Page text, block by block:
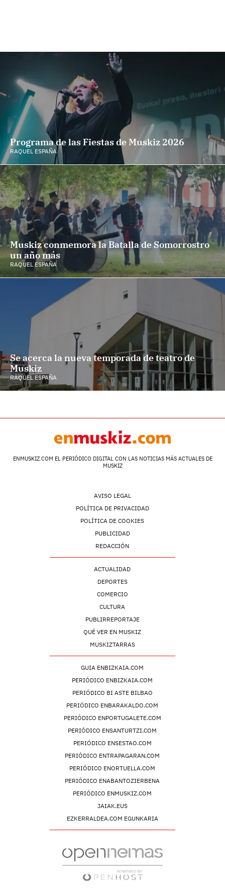
Programa de las Fiestas de Muskiz 2026
RAQUEL ESPAÑA
Muskiz conmemora la Batalla de Somorrostro
un año más
RAQUEL ESPAÑA
Se acerca la nueva temporada de teatro de
Muskiz
RAQUEL ESPAÑA
ENMUSKIZ.COM EL PERIÓDICO DIGITAL CON LAS NOTICIAS MÁS ACTUALES DE
MUSKIZ
AVISO LEGAL
POLÍTICA DE PRIVACIDAD
POLÍTICA DE COOKIES
PUBLICIDAD
REDACCIÓN
ACTUALIDAD
DEPORTES
COMERCIO
CULTURA
PUBLIRREPORTAJE
QUÉ VER EN MUSKIZ
MUSKIZTARRAS
GUIA ENBIZKAIA.COM
PERIÓDICO ENBIZKAIA.COM
PERIÓDICO BI ASTE BILBAO
PERIÓDICO ENBARAKALDO.COM
PERIÓDICO ENPORTUGALETE.COM
PERIÓDICO ENSANTURTZI.COM
PERIÓDICO ENSESTAO.COM
PERIÓDICO ENTRAPAGARAN.COM
PERIÓDICO ENORTUELLA.COM
PERIÓDICO ENABANTOZIERBENA
PERIÓDICO ENMUSKIZ.COM
JAIAK.EUS
EZKERRALDEA.COM EGUNKARIA